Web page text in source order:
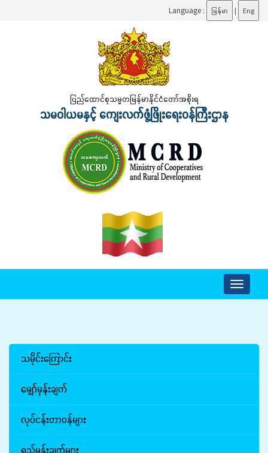
Language : မြန်မာ | Eng
ပြည်ထောင်စုသမ္မတမြန်မာနိုင်ငံတော်အစိုးရ
သမဝါယမနှင့် ကျေးလက်ဖွံ့ဖြိုးရေးဝန်ကြီးဌာန
Toggle
သမိုင်းကြောင်း
မျှော်မှန်းချက်
လုပ်ငန်းတာဝန်များ
ရည်မှန်းချက်များ